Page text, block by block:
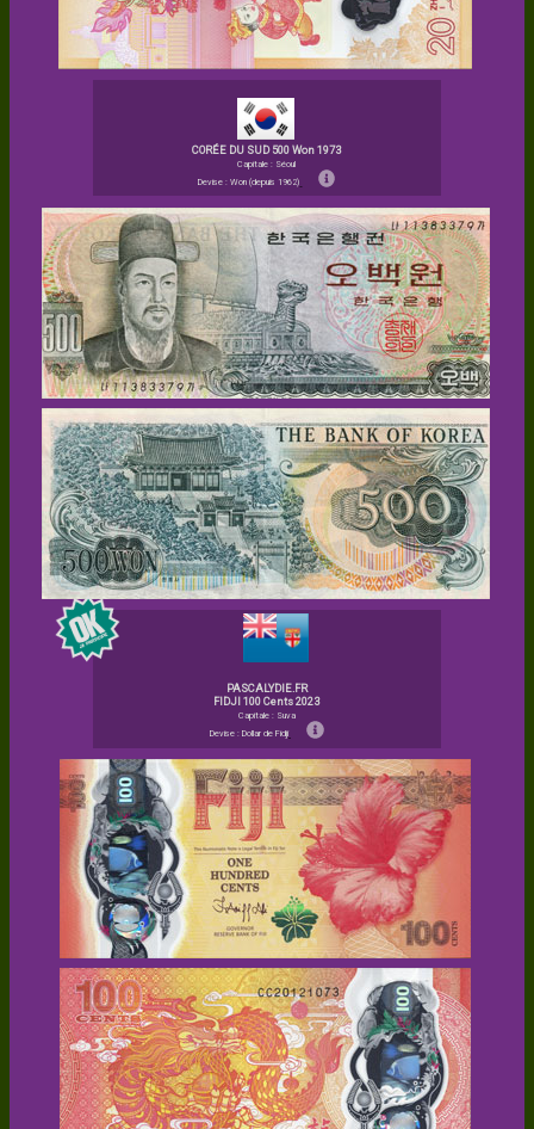
CORÉE DU SUD 500 Won 1973
Capitale : Séoul
Devise : Won (depuis 1962)
PASCALYDIE.FR
FIDJI 100 Cents 2023
Capitale : Suva
Devise : Dollar de Fidji